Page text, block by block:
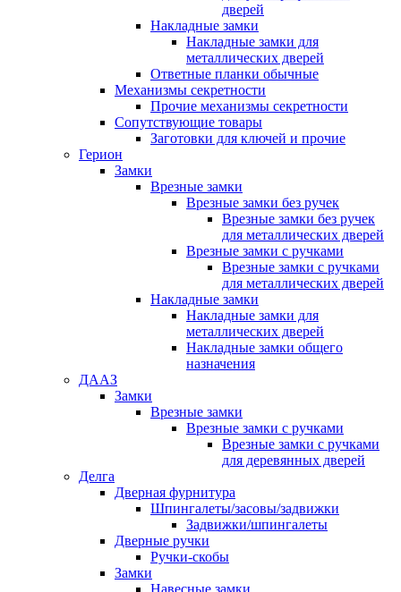
дверей
Накладные замки
Накладные замки для
металлических дверей
Ответные планки обычные
Механизмы секретности
Прочие механизмы секретности
Сопутствующие товары
Заготовки для ключей и прочие
Герион
Замки
Врезные замки
Врезные замки без ручек
Врезные замки без ручек
для металлических дверей
Врезные замки с ручками
Врезные замки с ручками
для металлических дверей
Накладные замки
Накладные замки для
металлических дверей
Накладные замки общего
назначения
ДААЗ
Замки
Врезные замки
Врезные замки с ручками
Врезные замки с ручками
для деревянных дверей
Делга
Дверная фурнитура
Шпингалеты/засовы/задвижки
Задвижки/шпингалеты
Дверные ручки
Ручки-скобы
Замки